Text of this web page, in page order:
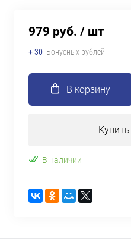
979 руб. / шт
+ 30 Бонусных рублей
В корзину
В наличии